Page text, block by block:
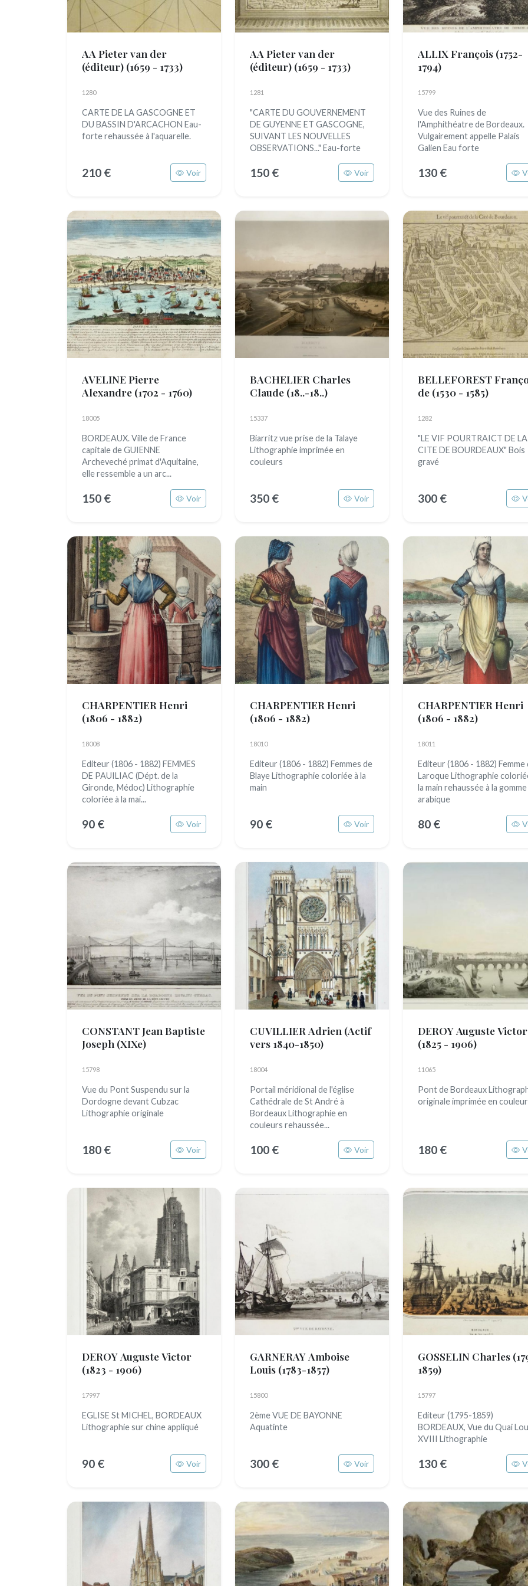
AA Pieter van der
(éditeur) (1659 - 1733)
1280
CARTE DE LA GASCOGNE ET
DU BASSIN D'ARCACHON Eau-
forte rehaussée à l'aquarelle.
210 € Voir
AA Pieter van der
(éditeur) (1659 - 1733)
1281
"CARTE DU GOUVERNEMENT
DE GUYENNE ET GASCOGNE,
SUIVANT LES NOUVELLES
OBSERVATIONS..." Eau-forte
150 € Voir
ALLIX François (1752-
1794)
15799
Vue des Ruines de
l'Amphithéatre de Bordeaux.
Vulgairement appelle Palais
Galien Eau forte
130 €
AVELINE Pierre
Alexandre (1702 - 1760)
18005
BORDEAUX. Ville de France
capitale de GUIENNE
Archeveché primat d'Aquitaine,
elle ressemble a un arc...
150 € Voir
BACHELIER Charles
Claude (18..-18..)
15337
Biarritz vue prise de la Talaye
Lithographie imprimée en
couleurs
350 € Voir
BELLEFOREST
de (1530 - 1585)
1282
"LE VIF POURTRAICT DE LA
CITE DE BOURDEAUX" Bois
gravé
300 €
CHARPENTIER Henri
(1806 - 1882)
18008
Editeur (1806 - 1882) FEMMES
DE PAUILIAC (Dépt. de la
Gironde, Médoc) Lithographie
coloriée à la mai...
90 € Voir
CHARPENTIER Henri
(1806 - 1882)
18010
Editeur (1806 - 1882) Femmes de
Blaye Lithographie coloriée à la
main
90 € Voir
CHARPENTIER Henri
(1806 - 1882)
18011
Editeur (1806 - 1882) Femme
Laroque Lithographie
la main rehaussée à la gomme
arabique
80 €
CONSTANT Jean Baptiste
Joseph (XIXe)
15798
Vue du Pont Suspendu sur la
Dordogne devant Cubzac
Lithographie originale
180 € Voir
CUVILLIER Adrien (Actif
vers 1840-1850)
18004
Portail méridional de l'église
Cathédrale de St André à
Bordeaux Lithographie en
couleurs rehaussée...
100 € Voir
DEROY Auguste Victor
(1825 - 1906)
11065
Pont de Bordeaux
originale imprimée en
180 €
DEROY Auguste Victor
(1823 - 1906)
17997
EGLISE St MICHEL, BORDEAUX
Lithographie sur chine appliqué
90 € Voir
GARNERAY Amboise
Louis (1783-1857)
15800
2ème VUE DE BAYONNE
Aquatinte
300 € Voir
GOSSELIN Charles
1859)
15797
Editeur (1795-1859)
BORDEAUX, Vue du Quai
XVIII Lithographie
130 €